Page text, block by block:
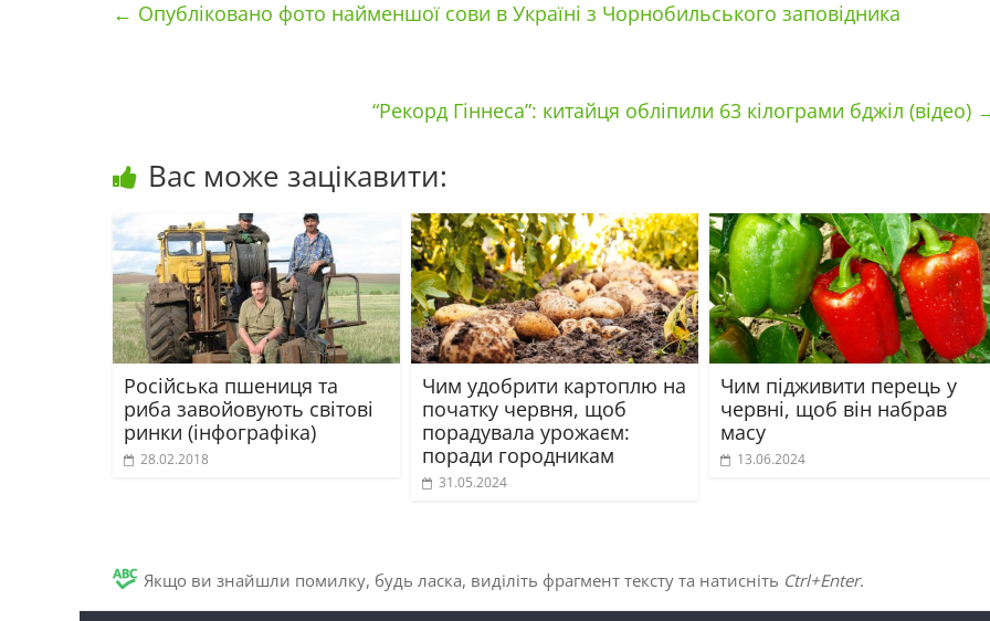
← Опубліковано фото найменшої сови в Україні з Чорнобильського заповідника
“Рекорд Гіннеса”: китайця обліпили 63 кілограми бджіл (відео)
Вас може зацікавити:
Російська пшениця та
риба завойовують світові
ринки (інфографіка)
28.02.2018
Чим удобрити картоплю на
початку червня, щоб
порадувала урожаєм:
поради городникам
31.05.2024
Чим підживити перець у
червні, щоб він набрав
масу
13.06.2024
Якщо ви знайшли помилку, будь ласка, виділіть фрагмент тексту та натисніть Ctrl+Enter.